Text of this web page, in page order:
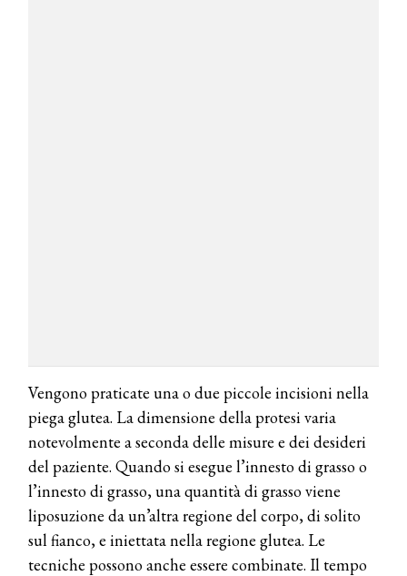
Vengono praticate una o due piccole incisioni nella
piega glutea. La dimensione della protesi varia
notevolmente a seconda delle misure e dei desideri
del paziente. Quando si esegue l’innesto di grasso o
l’innesto di grasso, una quantità di grasso viene
liposuzione da un’altra regione del corpo, di solito
sul fianco, e iniettata nella regione glutea. Le
tecniche possono anche essere combinate. Il tempo